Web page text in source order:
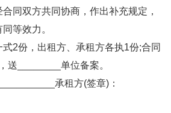
同双方共同协商，作出补充规定，
等效力。
2份，出租方、承租方各执1份;合同
送________单位备案。
承租方(签章)：